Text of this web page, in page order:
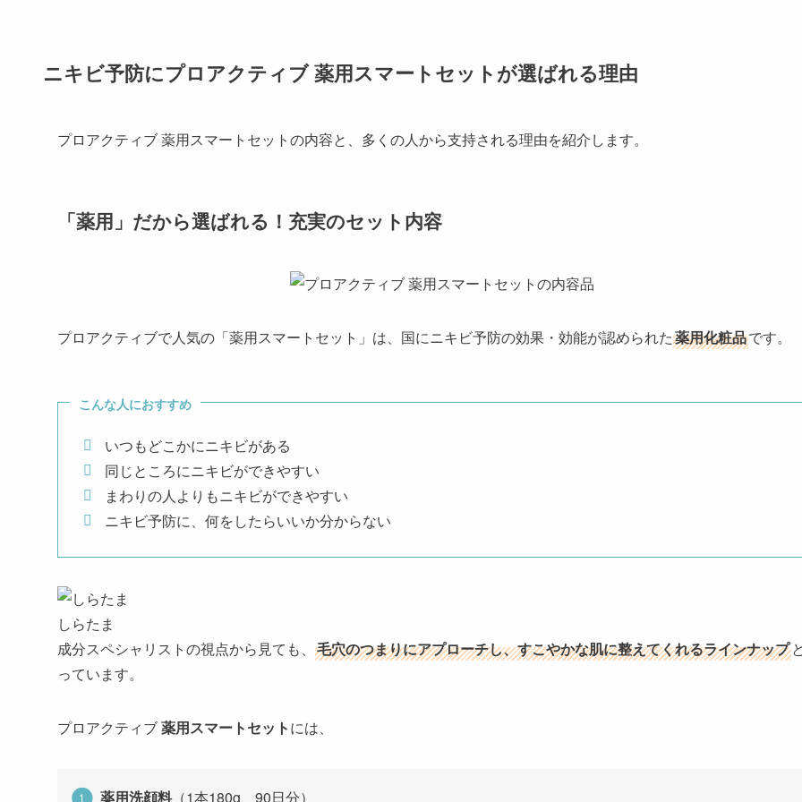
ニキビ予防にプロアクティブ 薬用スマートセットが選ばれる理由
プロアクティブ 薬用スマートセットの内容と、多くの人から支持される理由を紹介します。
「薬用」だから選ばれる！充実のセット内容
プロアクティブで人気の「薬用スマート セット 」は、国にニキビ予防の効果・効能が認められた薬用化粧品です。
こんな人におすすめ
いつもどこかにニキビがある
同じところにニキビができやすい
まわりの人よりもニキビができやすい
ニキビ予防に、何をしたらいいか分からない
しらたま
成分スペシャリストの視点から見ても、 毛穴のつまりにアプローチし、すこやかな肌に整えてくれるラインナップ
っています。
プロアクティブ薬用スマートセットには、
薬用洗顔料（1本180g、90日分）